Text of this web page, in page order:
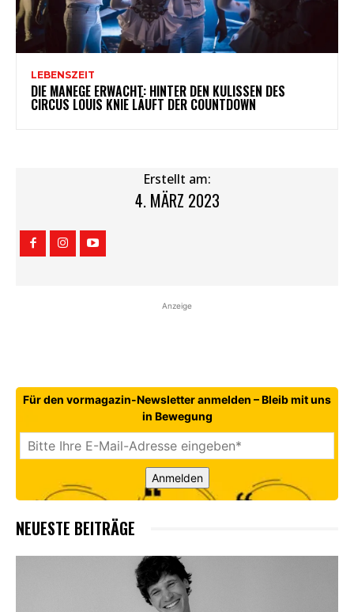
LEBENSZEIT
DIE MANEGE ERWACHT: HINTER DEN KULISSEN DES
CIRCUS LOUIS KNIE LÄUFT DER COUNTDOWN
Erstellt am:
4. MÄRZ 2023
Anzeige
Für den vormagazin-Newsletter anmelden – Bleib mit uns
in Bewegung
Anmelden
NEUESTE BEITRÄGE